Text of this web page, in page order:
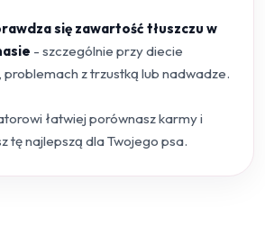
się zawartość tłuszczu w
- szczególnie przy diecie
problemach z trzustką lub nadwadze.
łatwiej porównasz karmy i
tę najlepszą dla Twojego psa.